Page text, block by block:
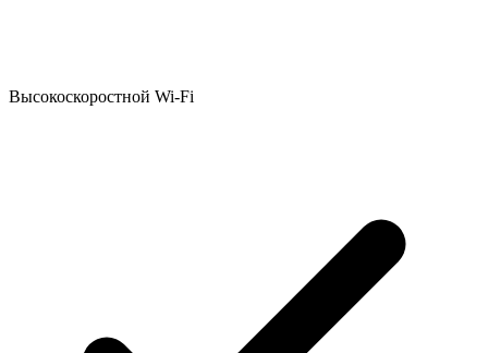
Высокоскоростной Wi-Fi